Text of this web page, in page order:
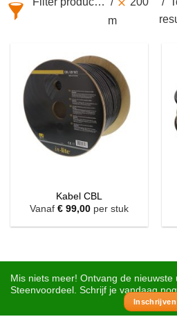
m
Kabel CBL
Vanaf € 99,00 per stuk
Mis niets meer! Ontvang de
Steenvoordeel. Schrijf je vandaag
Inschrijven